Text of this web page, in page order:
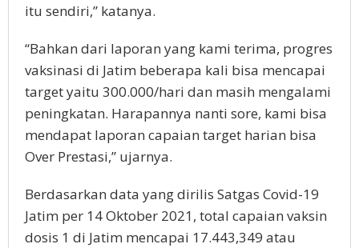
itu sendiri,” katanya.
“Bahkan dari laporan yang kami terima, progres
vaksinasi di Jatim beberapa kali bisa mencapai
target yaitu 300.000/hari dan masih mengalami
peningkatan. Harapannya nanti sore, kami bisa
mendapat laporan capaian target harian bisa
Over Prestasi,” ujarnya.
Berdasarkan data yang dirilis Satgas Covid-19
Jatim per 14 Oktober 2021, total capaian vaksin
dosis 1 di Jatim mencapai 17.443,349 atau